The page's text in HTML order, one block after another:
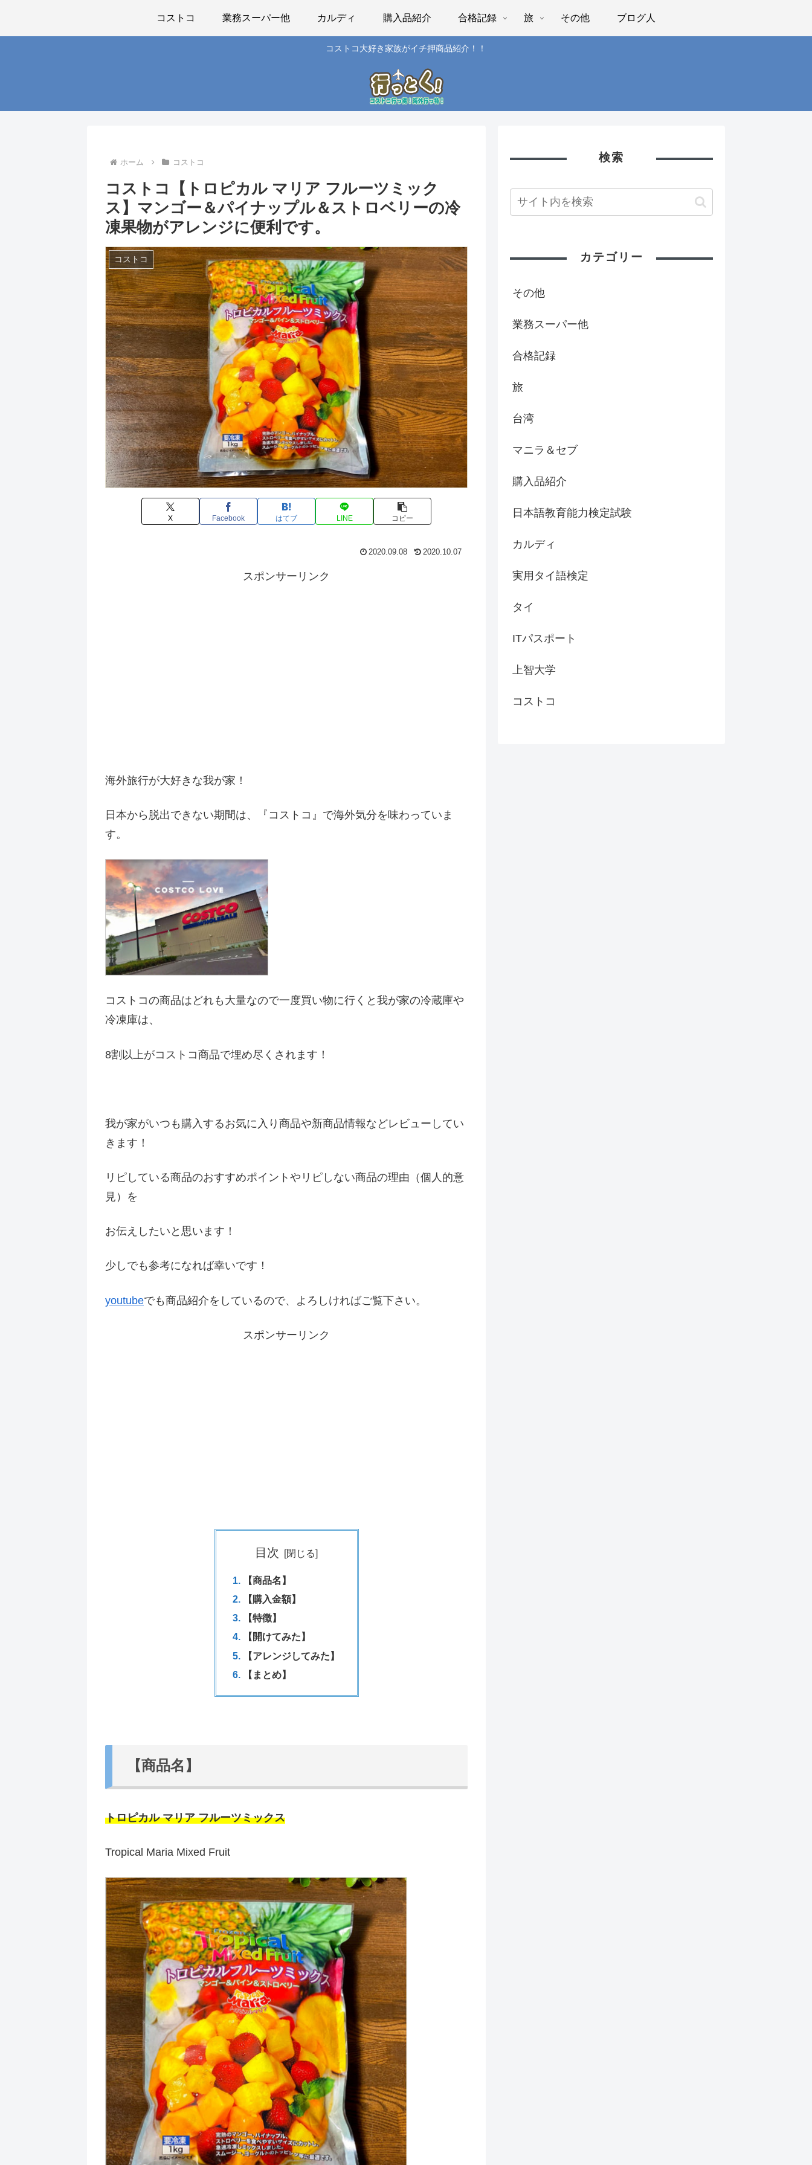
コストコ大好き家族がイチ押商品紹介！！
コストコ 業務スーパー他 カルディ 購入品紹介 合格記録 旅 その他 ブログ人
ホーム コストコ
コストコ【トロピカル マリア フルーツミック
ス】マンゴー＆パイナップル＆ストロベリーの冷
凍果物がアレンジに便利です。
コストコ
X Facebook はてブ LINE コピー
2020.09.08 2020.10.07
スポンサーリンク
海外旅行が大好きな我が家！
日本から脱出できない期間は、『コストコ』 で海外気分を味わっていま
す。
コストコの商品はどれも大量なので一度買い物に行くと我が家の冷蔵庫や
冷凍庫は、
8割以上がコストコ商品で埋め尽くされます！
我が家がいつも購入するお気に入り商品や新商品情報などレビ ューしてい
きます！
リピしている商品のおすすめポイントやリピしない商品の理由（個人的意
見）を
お伝えしたいと思います！
少しでも参考になれば幸いです！
youtubeでも商品紹介をしているので、よろしければご覧下さい。
スポンサーリンク
目次
【商品名】
【購入金額】
【特徴】
【開けてみた】
【アレンジしてみた】
【まとめ】
【商品名】
トロピカル マリア フルーツミックス
Tropical Maria Mixed Fruit
検索
カテゴリー
その他
業務スーパー他
合格記録
旅
台湾
マニラ＆セブ
購入品紹介
日本語教育能力検定試験
カルディ
実用タイ語検定
タイ
ITパスポート
上智大学
コストコ